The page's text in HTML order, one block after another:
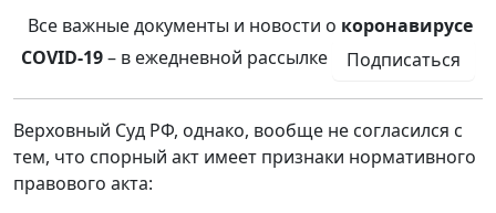
Все важные документы и новости о коронавирусе
COVID-19– в ежедневной рассылке Подписаться
Верховный Суд РФ, однако, вообще не согласился с
тем, что спорный акт имеет признаки нормативного
правового акта: